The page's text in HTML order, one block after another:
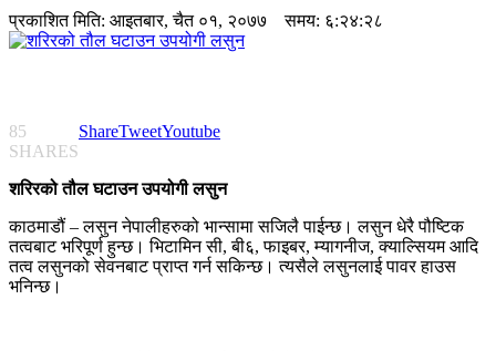
प्रकाशित मिति: आइतबार, चैत ०१, २०७७ समय: ६:२४:२८
85
SHARES
ShareTweetYoutube
शरिरको तौल घटाउन उपयोगी लसुन
काठमाडौं – लसुन नेपालीहरुको भान्सामा सजिलै पाईन्छ। लसुन धेरै पौष्टिक
तत्वबाट भरिपूर्ण हुन्छ। भिटामिन सी, बी६, फाइबर, म्यागनीज, क्याल्सियम आदि
तत्व लसुनको सेवनबाट प्राप्त गर्न सकिन्छ। त्यसैले लसुनलाई पावर हाउस
भनिन्छ।